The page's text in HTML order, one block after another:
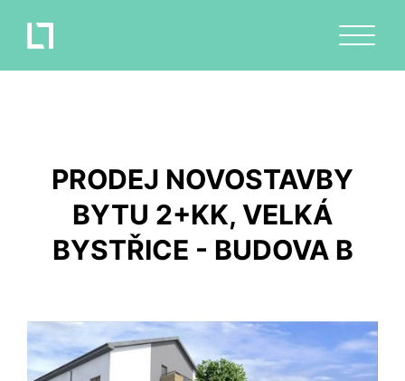
PRODEJ NOVOSTAVBY
BYTU 2+KK, VELKÁ
BYSTŘICE - BUDOVA B